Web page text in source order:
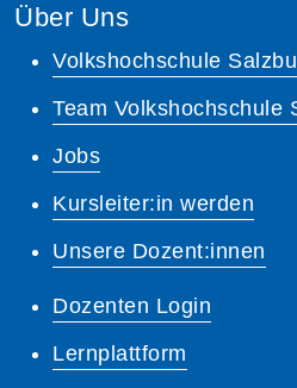
Über Uns
Volkshochschule
Team Volkshochschule
Jobs
Kursleiter:in werden
Unsere Dozent:innen
Dozenten Login
Lernplattform